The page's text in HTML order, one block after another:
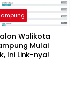
Walikota
Mulai
Ini Link-nya!